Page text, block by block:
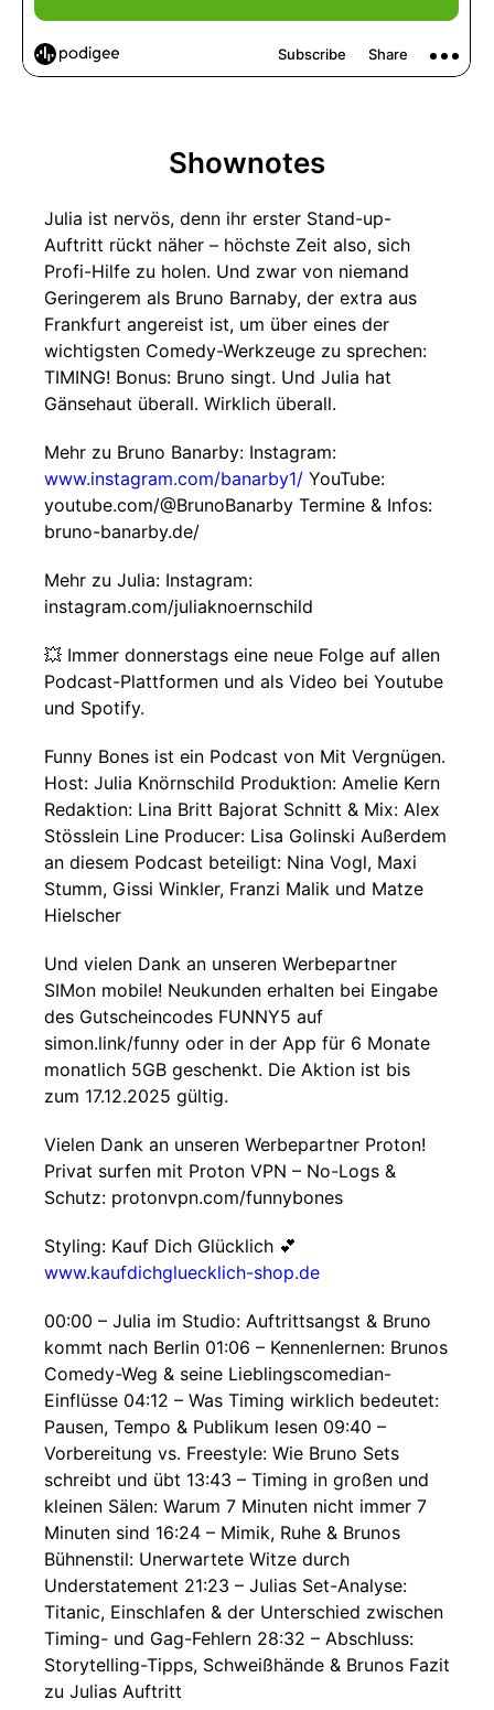
Shownotes
Julia ist nervös, denn ihr erster Stand-up-
Auftritt rückt näher – höchste Zeit also, sich
Profi-Hilfe zu holen. Und zwar von niemand
Geringerem als Bruno Barnaby, der extra aus
Frankfurt angereist ist, um über eines der
wichtigsten Comedy-Werkzeuge zu sprechen:
TIMING! Bonus: Bruno singt. Und Julia hat
Gänsehaut überall. Wirklich überall.
Mehr zu Bruno Banarby: Instagram:
www.instagram.com/banarby1/ YouTube:
youtube.com/@BrunoBanarby Termine & Infos:
bruno-banarby.de/
Mehr zu Julia: Instagram:
instagram.com/juliaknoernschild
💥 Immer donnerstags eine neue Folge auf allen
Podcast-Plattformen und als Video bei Youtube
und Spotify.
Funny Bones ist ein Podcast von Mit Vergnügen.
Host: Julia Knörnschild Produktion: Amelie Kern
Redaktion: Lina Britt Bajorat Schnitt & Mix: Alex
Stösslein Line Producer: Lisa Golinski Außerdem
an diesem Podcast beteiligt: Nina Vogl, Maxi
Stumm, Gissi Winkler, Franzi Malik und Matze
Hielscher
Und vielen Dank an unseren Werbepartner
SIMon mobile! Neukunden erhalten bei Eingabe
des Gutscheincodes FUNNY5 auf
simon.link/funny oder in der App für 6 Monate
monatlich 5GB geschenkt. Die Aktion ist bis
zum 17.12.2025 gültig.
Vielen Dank an unseren Werbepartner Proton!
Privat surfen mit Proton VPN – No-Logs &
Schutz: protonvpn.com/funnybones
Styling: Kauf Dich Glücklich 💕
www.kaufdichgluecklich-shop.de
00:00 – Julia im Studio: Auftrittsangst & Bruno
kommt nach Berlin 01:06 – Kennenlernen: Brunos
Comedy-Weg & seine Lieblingscomedian-
Einflüsse 04:12 – Was Timing wirklich bedeutet:
Pausen, Tempo & Publikum lesen 09:40 –
Vorbereitung vs. Freestyle: Wie Bruno Sets
schreibt und übt 13:43 – Timing in großen und
kleinen Sälen: Warum 7 Minuten nicht immer 7
Minuten sind 16:24 – Mimik, Ruhe & Brunos
Bühnenstil: Unerwartete Witze durch
Understatement 21:23 – Julias Set-Analyse:
Titanic, Einschlafen & der Unterschied zwischen
Timing- und Gag-Fehlern 28:32 – Abschluss:
Storytelling-Tipps, Schweißhände & Brunos Fazit
zu Julias Auftritt